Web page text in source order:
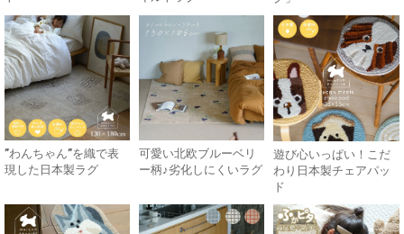
”わんちゃん”を織で表
現した日本製ラグ
可愛い北欧ブルーベリ
ー柄♪劣化しにくいラグ
遊び心いっぱい！こだ
わり日本製チェアパッ
ド